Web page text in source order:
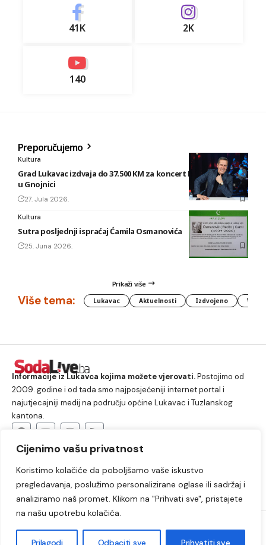
Cijenimo vašu privatnost
Koristimo kolačiće da poboljšamo vaše iskustvo
pregledavanja, poslužimo personalizirane oglase ili sadržaj i
analiziramo naš promet. Klikom na "Prihvati sve", pristajete
na našu upotrebu kolačića.
Prilagodi Odbaciti sve Prihvatiti sve
41K 2K
140
Preporučujemo
Kultura
Grad Lukavac izdvaja do 37.500 KM za koncert Enesa Begovića
u Gnojnici
27. Jula 2026.
Kultura
Sutra posljednji ispraćaj Ćamila Osmanovića
25. Juna 2026.
Prikaži više
Više tema: Lukavac Aktuelnosti Izdvojeno
Informacije iz Lukavca kojima možete vjerovati.Postojimo od
2009. godine i od tada smo najposjećeniji internet portal i
najutjecajniji medij na području općine Lukavac i Tuzlanskog
kantona.
Lukavac Društvo Crna hronika
Sport
Kultura
Kolumne Slobodno vrijeme